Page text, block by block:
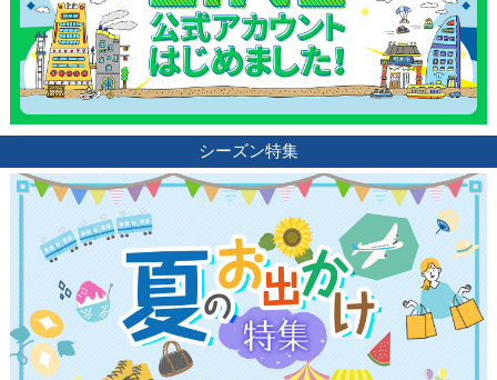
シーズン特集
観光ガイド
ランキング
ブログ記事